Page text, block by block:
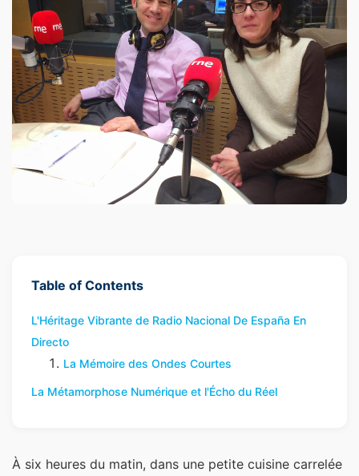
Table of Contents
L'Héritage Vibrante de Radio Nacional De España En
Directo
La Mémoire des Ondes Courtes
La Métamorphose Numérique et l'Écho du Réel
À six heures du matin, dans une petite cuisine carrelée